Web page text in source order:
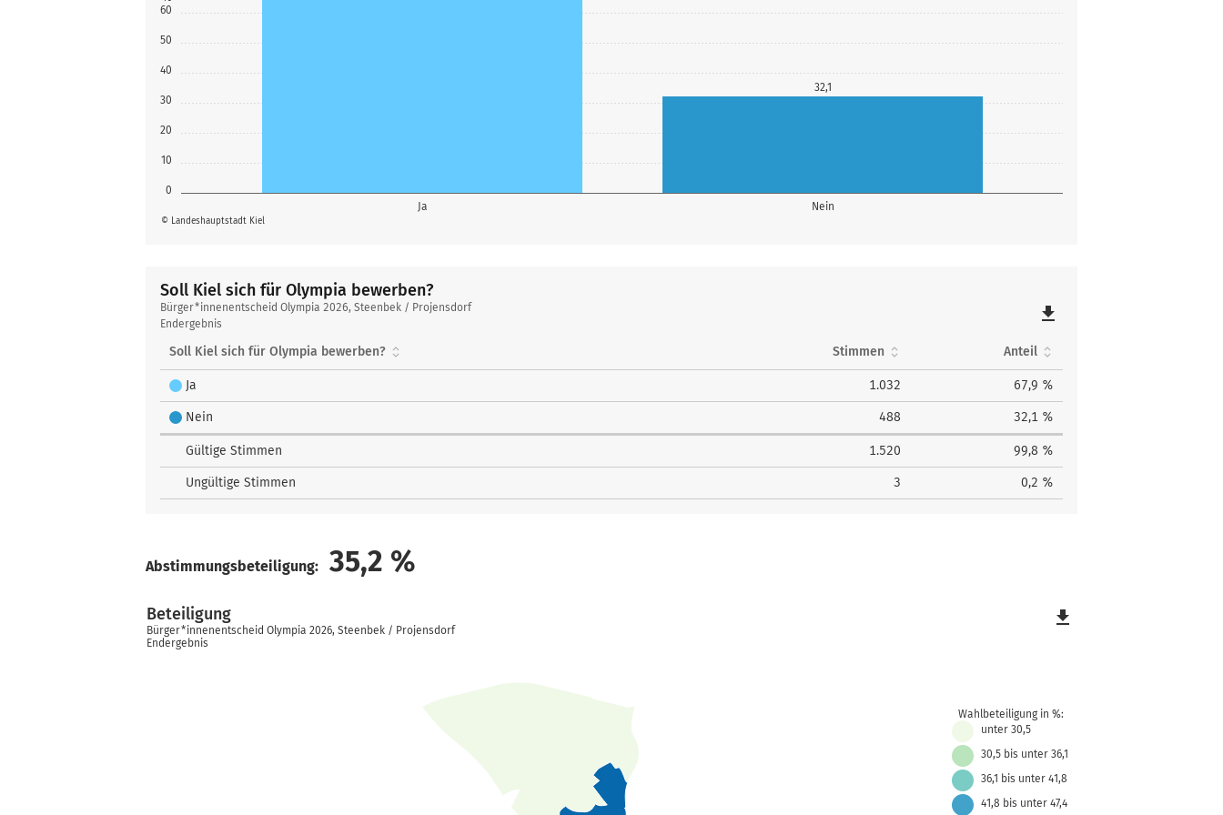
0
10
20
30
40
50
60
Ja Nein
32,1
© Landeshauptstadt Kiel
Soll Kiel sich für Olympia bewerben?
Soll
Kiel
sich
Olympia
bewerben?
Bürger*innenentscheid Olympia 2026, Steenbek / Projensdorf
Endergebnis
file_download
Soll Kiel sich für Olympia bewerben? Stimmen Anteil
Ja 1.032 67,9 %
Nein 488 32,1 %
Gültige Stimmen 1.520 99,8 %
Ungültige Stimmen 3 0,2 %
Abstimmungsbeteiligung: 35,2 %
Beteiligung
Bürger*innenentscheid Olympia 2026, Steenbek / Projensdorf
Endergebnis
Wahlbeteiligung in %:
unter 30,5
30,5 bis unter 36,1
36,1 bis unter 41,8
41,8 bis unter 47,4
file_download